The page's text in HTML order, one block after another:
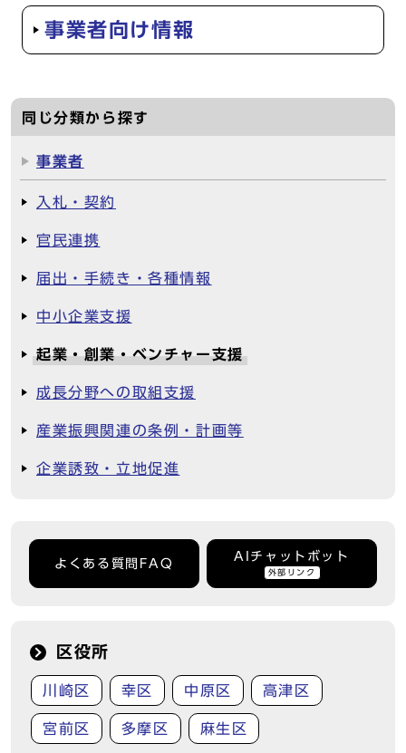
事業者向け情報
同じ分類から探す
事業者
入札・契約
官民連携
届出・手続き・各種情報
中小企業支援
起業・創業・ベンチャー支援
成長分野への取組支援
産業振興関連の条例・計画等
企業誘致・立地促進
よくある質問FAQ
AIチャットボット
外部リンク
区役所
川崎区 幸区 中原区 高津区
宮前区 多摩区 麻生区